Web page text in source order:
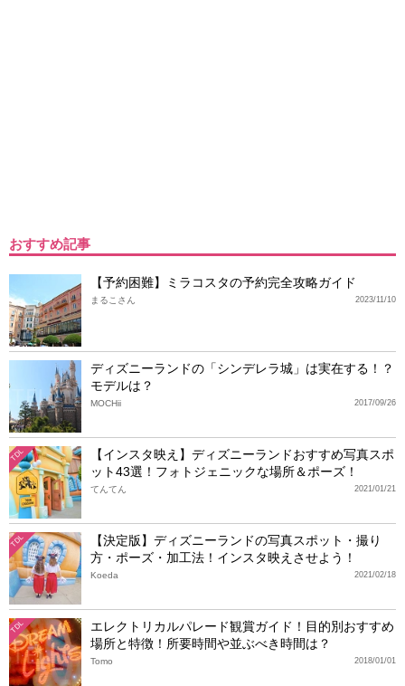
おすすめ記事
【予約困難】ミラコスタの予約完全攻略ガイド
2023/11/10
まるこさん
ディズニーランドの「シンデレラ城」は実在する！？
モデルは？
2017/09/26
MOCHii
TDL
【インスタ映え】ディズニーランドおすすめ写真スポ
ット43選！フォトジェニックな場所＆ポーズ！
2021/01/21
てんてん
TDL
【決定版】ディズニーランドの写真スポット・撮り
方・ポーズ・加工法！インスタ映えさせよう！
2021/02/18
Koeda
TDL
エレクトリカルパレード観賞ガイド！目的別おすすめ
場所と特徴！所要時間や並ぶべき時間は？
2018/01/01
Tomo